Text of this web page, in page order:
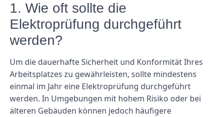
1. Wie oft sollte die
Elektroprüfung durchgeführt
werden?
Um die dauerhafte Sicherheit und Konformität Ihres
Arbeitsplatzes zu gewährleisten, sollte mindestens
einmal im Jahr eine Elektroprüfung durchgeführt
werden. In Umgebungen mit hohem Risiko oder bei
älteren Gebäuden können jedoch häufigere